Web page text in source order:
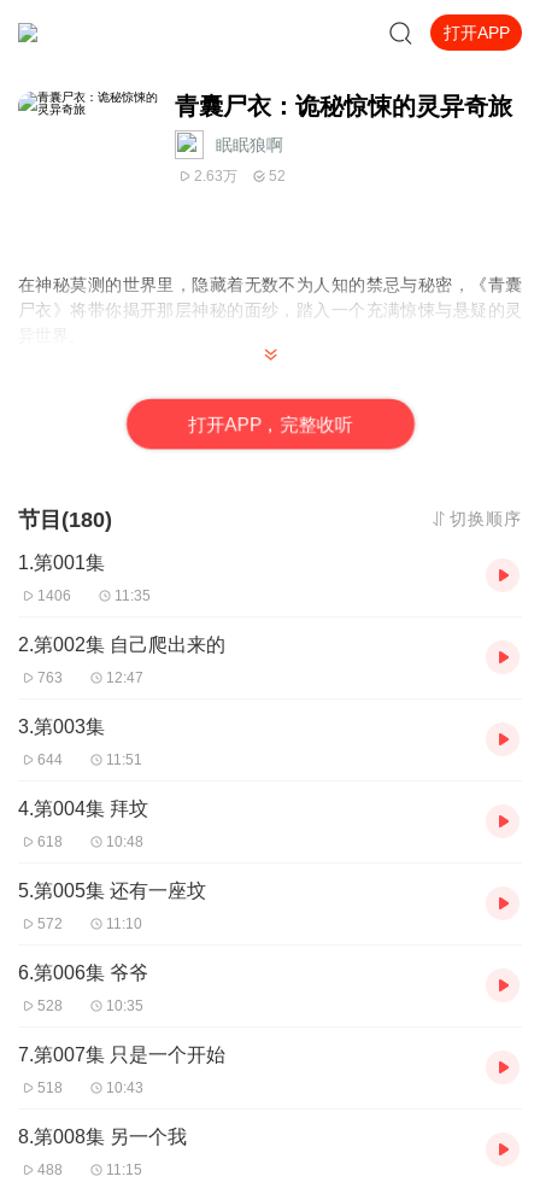
打开APP
青囊尸衣：诡秘惊悚的灵异奇旅
眠眠狼啊
2.63万 52
在神秘莫测的世界里，隐藏着无数不为人知的禁忌与秘密，《青囊
尸衣》将带你揭开那层神秘的面纱，踏入一个充满惊悚与悬疑的灵
囊尸衣”，仿佛是来自地狱的诅咒。主角被卷入这场可怕的谜团中，
凭借着过人的胆识和智慧，抽丝剥茧，探寻真相。
势力逐渐浮出水面。每一个线索都指向一个令人毛骨悚然的事实，
每一次转折都让人猝不及防。书中细腻的描写，将恐怖氛围渲染得
淋漓尽致，让你仿佛身临其境，感受那刺骨的寒意。
惊天秘密，在这个充满惊悚与悬疑的世界里，体验心跳加速的刺激
打开APP，完整收听
节目(180) 切换顺序
1.第001集
1406 11:35
2.第002集 自己爬出来的
763 12:47
3.第003集
644 11:51
4.第004集 拜坟
618 10:48
5.第005集 还有一座坟
572 11:10
6.第006集 爷爷
528 10:35
7.第007集 只是一个开始
518 10:43
8.第008集 另一个我
488 11:15